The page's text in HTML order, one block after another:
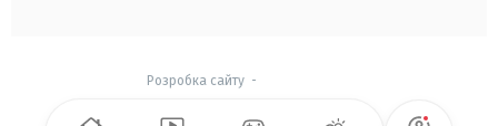
Розробка сайту-